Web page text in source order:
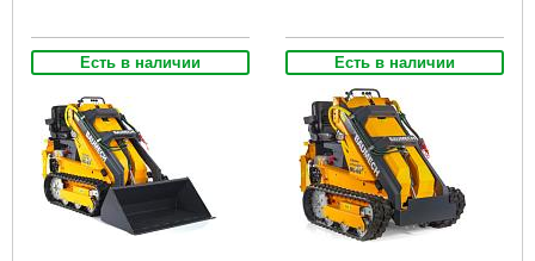
Есть в наличии Есть в наличии